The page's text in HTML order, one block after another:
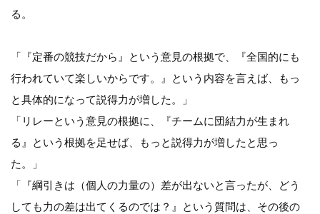
る。
「『定番の競技だから』という意見の根拠で、『全国的にも
行われていて楽しいからです。』という内容を言えば、もっ
と具体的になって説得力が増した。」
「リレーという意見の根拠に、『チームに団結力が生まれ
る』という根拠を足せば、もっと説得力が増したと思っ
た。」
「『綱引きは（個人の力量の）差が出ないと言ったが、どう
しても力の差は出てくるのでは？』という質問は、その後の